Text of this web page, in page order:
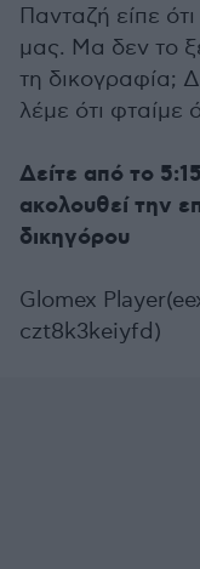
Πανταζή είπε
μας. Μα δεν το
τη δικογραφία;
λέμε ότι φταίμε
Δείτε από το
ακολουθεί την
δικηγόρου
Glomex
czt8k3keiyfd)